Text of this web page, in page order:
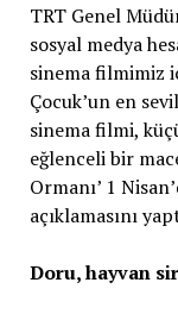
TRT Genel
sosyal medya
sinema filmimiz
Çocuk’un en
sinema filmi,
eğlenceli bir
Ormanı’ 1
açıklamasını
Doru, hayvan